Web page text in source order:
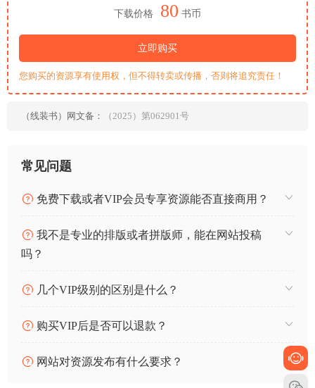
下载价格 80 书币
立即购买
您购买的资源享有使用权，但不得转卖或传播，否则将追究责任！
（线装书）网文备： （2025）第062901号
常见问题
免费下载或者VIP会员专享资源能否直接商用？
我不是专业的排版或者拼版师，能在网站投稿
吗？
几个VIP级别的区别是什么？
购买VIP后是否可以退款？
网站对资源发布有什么要求？